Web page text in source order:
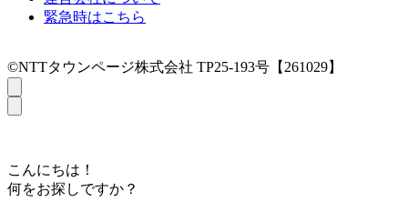
緊急時はこちら
©NTTタウンページ株式会社 TP25-193号【261029】
こんにちは！
何をお探しですか？